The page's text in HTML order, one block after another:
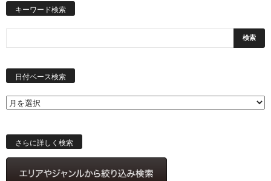
キーワード検索
日付ベース検索
ス
索
さらに詳しく検索